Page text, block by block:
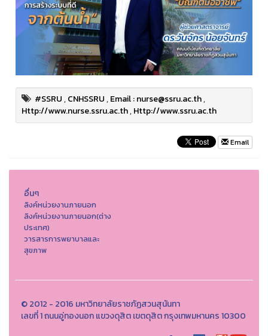
#SSRU,CNHSSRU,Email : nurse@ssru.ac.th,
Http://www.nurse.ssru.ac.th,Http://www.ssru.ac.th
Email
อื่นๆ
ลิงค์หน่วยงานภายนอก
ลิงค์หน่วยงานภายนอก(ต่าง
ประเทศ)
วารสารการพยาบาลและ
สุขภาพ
© 2012 - 2016 มหาวิทยาลัยราชภัฏสวนสุนันทา
เลขที่ 1 ถนนอู่ทองนอก แขวงดุสิต เขตดุสิต กรุงเทพมหานคร 10300